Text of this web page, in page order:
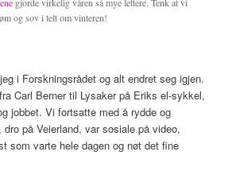
gjorde virkelig våren så mye lettere. Tenk at vi
og sov i telt om vinteren!
i Forskningsrådet og alt endret seg igjen.
Carl Berner til Lysaker på Eriks el-sykkel,
jobbet. Vi fortsatte med å rydde og
dro på Veierland, var sosiale på video,
som varte hele dagen og nøt det fine